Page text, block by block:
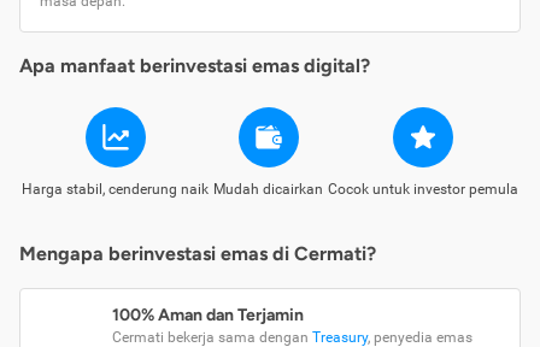
Apa manfaat berinvestasi emas digital?
Harga stabil, cenderung naik Mudah dicairkan Cocok untuk investor pemula
Mengapa berinvestasi emas di Cermati?
100% Aman dan Terjamin
Cermati bekerja sama dengan Treasury, penyedia emas